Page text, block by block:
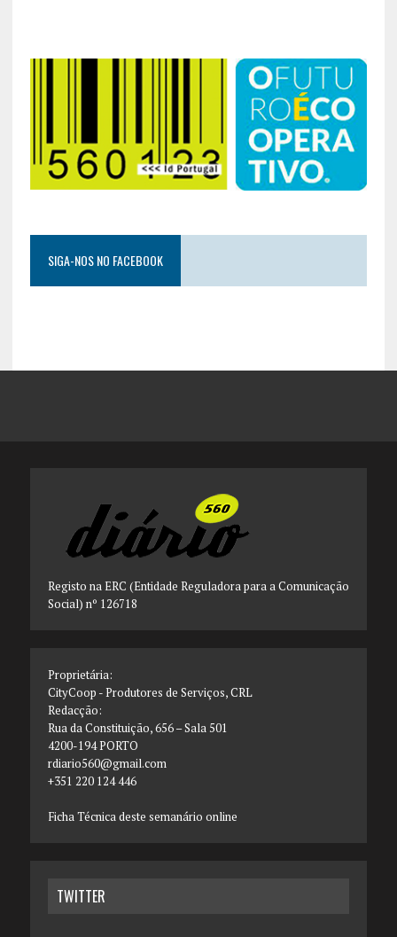
SIGA-NOS NO FACEBOOK
Registo na ERC (Entidade Reguladora para a Comunicação
Social) nº 126718
Proprietária:
CityCoop - Produtores de Serviços, CRL
Redacção:
Rua da Constituição, 656 – Sala 501
4200-194 PORTO
rdiario560@gmail.com
+351 220 124 446
Ficha Técnica deste semanário online
TWITTER